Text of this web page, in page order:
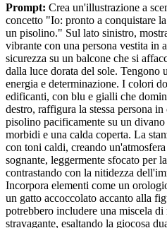
Prompt: Crea un'illustrazione a
concetto "Io: pronto a conquistare
un pisolino." Sul lato sinistro,
vibrante con una persona vestita in
sicurezza su un balcone che si
dalla luce dorata del sole. Tengono
energia e determinazione. I colori
edificanti, con blu e gialli che
destro, raffigura la stessa persona
pisolino pacificamente su un
morbidi e una calda coperta. La
con toni caldi, creando
sognante, leggermente sfocato per
contrastando con la nitidezza
Incorpora elementi come un
un gatto accoccolato accanto alla
potrebbero includere una miscela
stravagante, esaltando la giocosa